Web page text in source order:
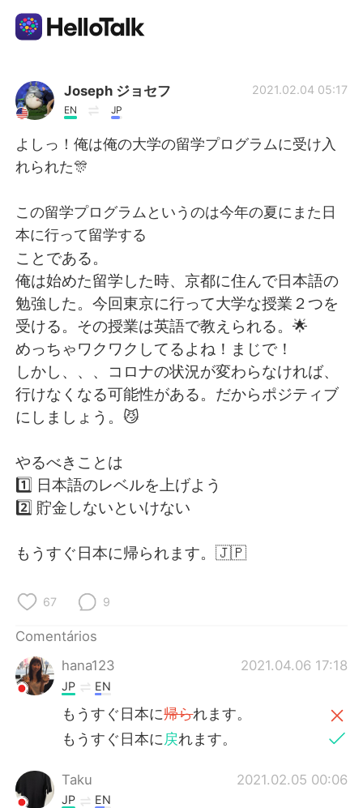
Aplicativo de troca de idioma
AI Grammar Checker
Português
English
繁體中文 Español
العربية Français
Deutsch 日本語
한국어
Italiano Türkçe
Joseph ジョセフ
EN JP
2021.02.04 05:17
よしっ！俺は俺の大学の留学プログラムに受け入
れられた🎊
この留学プログラムというのは今年の夏にまた日
本に行って留学する
ことである。
俺は始めた留学した時、京都に住んで日本語の
勉強した。今回東京に行って大学な授業２つを
受ける。その授業は英語で教えられる。🌟
めっちゃワクワクしてるよね！まじで！
しかし、、、コロナの状況が変わらなければ、
行けなくなる可能性がある。だからポジティブ
にしましょう。😼
やるべきことは
1️⃣ 日本語のレベルを上げよう
2️⃣ 貯金しないといけない
もうすぐ日本に帰られます。🇯🇵
67 9
Comentários
hana123
2021.04.06 17:18
JP EN
もうすぐ日本に帰られます。
もうすぐ日本に戻れます。
Taku 2021.02.05 00:06
JP EN